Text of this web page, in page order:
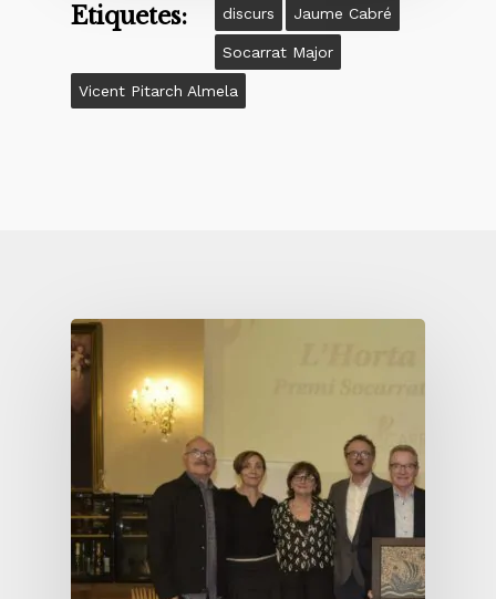
Etiquetes: discurs Jaume Cabré
Socarrat Major
Vicent Pitarch Almela